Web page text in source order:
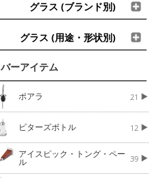
グラス (ブランド別)
グラス (用途・形状別)
バーアイテム
ポアラ 21
ビターズボトル 12
アイスピック・トング・ペー
ル 39